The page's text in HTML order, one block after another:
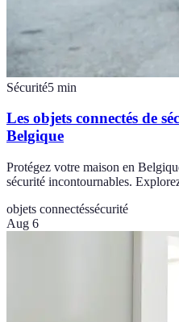
Sécurité5 min
Les objets connectés de
Belgique
Protégez votre maison en
sécurité incontournables.
objets connectéssécurité
Aug 6